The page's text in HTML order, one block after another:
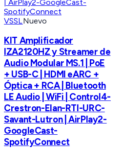
VSSLNuevo
KIT Amplificador
IZA2120HZ y Streamer de
Audio Modular MS.1 | PoE
+ USB-C | HDMI eARC +
Óptica + RCA | Bluetooth
LE Audio | WiFi | Control4-
Crestron-Elan-RTI-URC-
Savant-Lutron | AirPlay2-
GoogleCast-
SpotifyConnect